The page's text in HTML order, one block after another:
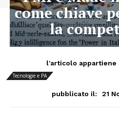
come chiave
la
l'articolo appartiene
Tecnologie e PA
pubblicato il: 21